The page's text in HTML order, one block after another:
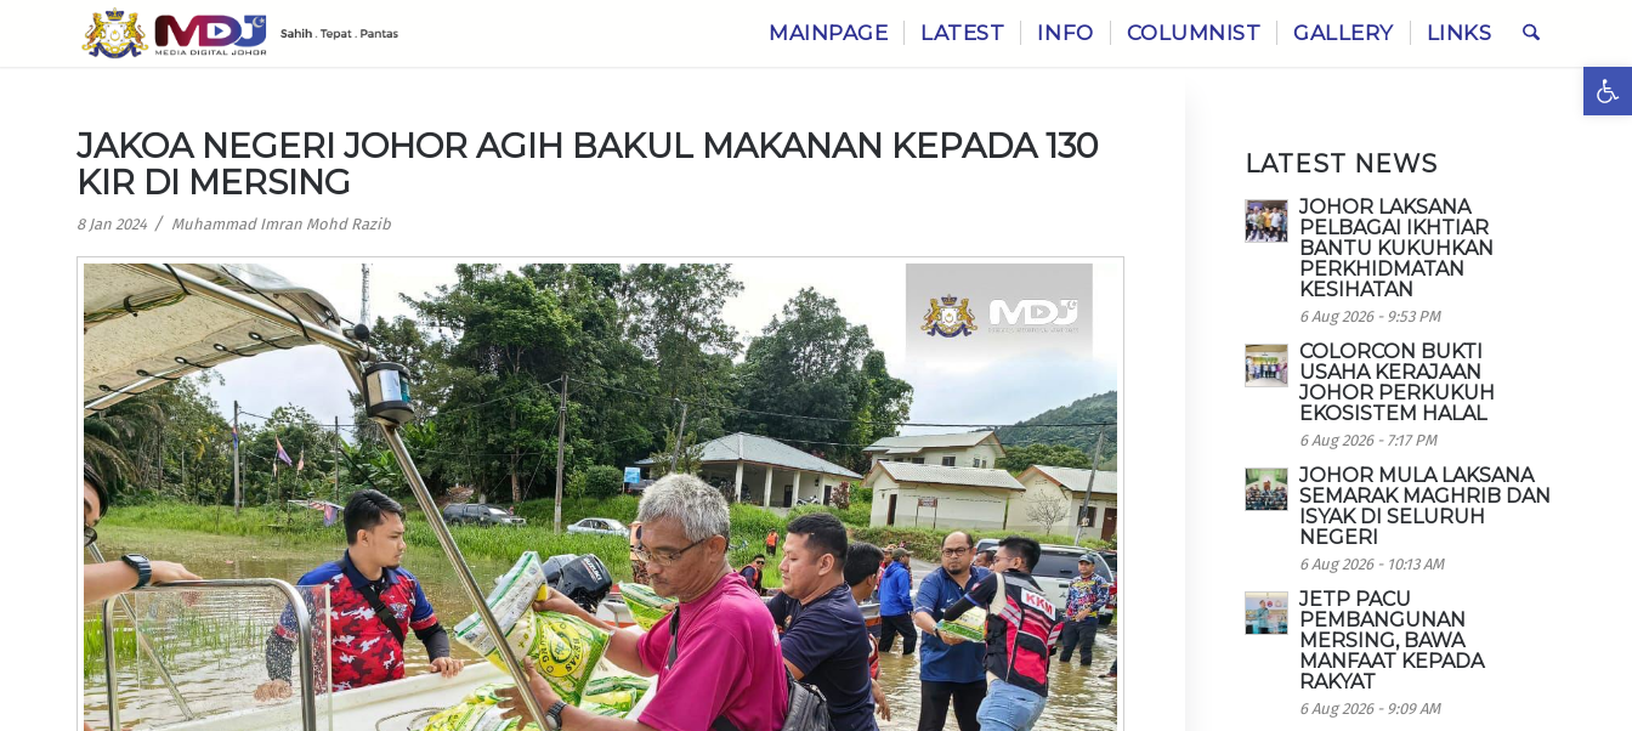
MAINPAGE LATEST INFO COLUMNIST GALLERY LINKS
JAKOA NEGERI JOHOR AGIH BAKUL MAKANAN KEPADA 130
KIR DI MERSING
8 Jan 2024 / Muhammad Imran Mohd Razib
LATEST NEWS
JOHOR LAKSANA
PELBAGAI IKHTIAR
BANTU KUKUHKAN
PERKHIDMATAN
KESIHATAN
6 Aug 2026 - 9:53 PM
COLORCON BUKTI
USAHA KERAJAAN
JOHOR PERKUKUH
EKOSISTEM HALAL
6 Aug 2026 - 7:17 PM
JOHOR MULA LAKSANA
SEMARAK MAGHRIB DAN
ISYAK DI SELURUH
NEGERI
6 Aug 2026 - 10:13 AM
JETP PACU
PEMBANGUNAN
MERSING, BAWA
MANFAAT KEPADA
RAKYAT
6 Aug 2026 - 9:09 AM